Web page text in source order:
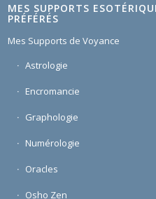
MES SUPPORTS
PRÉFÉRÉS
Mes Supports de Voyance
Astrologie
Encromancie
Graphologie
Numérologie
Oracles
Osho Zen